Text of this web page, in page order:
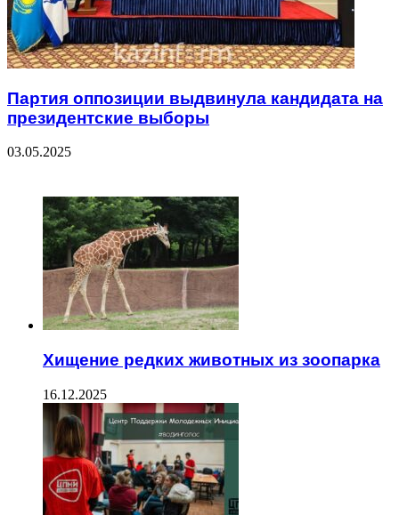
Партия оппозиции выдвинула кандидата на
президентские выборы
03.05.2025
Хищение редких животных из зоопарка
16.12.2025